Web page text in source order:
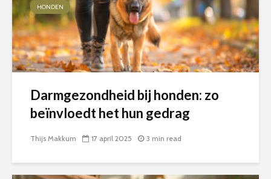
HONDEN
Darmgezondheid bij honden: zo
beïnvloedt het hun gedrag
Thijs Makkum 17 april 2025 3 min read